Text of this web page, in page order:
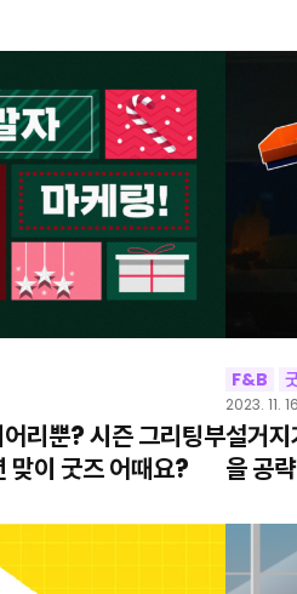
리뿐? 시즌 그리팅부
맞이 굿즈 어때요?
F&B
2023. 11. 16
설거
을 공